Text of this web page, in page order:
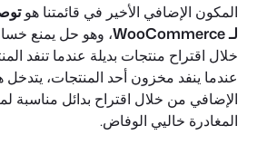
المكون الإضافي الأخير في قائمتنا هو
لـ WooCommerce
، وهو حل يمنع
خلال اقتراح منتجات بديلة عندما تنفد
عندما ينفد مخزون أحد المنتجات، يتدخل
الإضافي من خلال اقتراح بدائل مناسبة
المغادرة خاليي الوفاض.